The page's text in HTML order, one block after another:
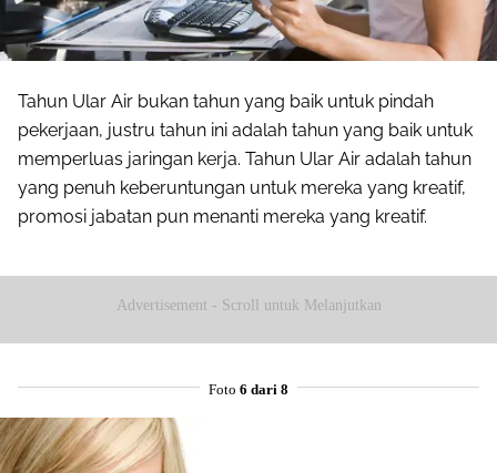
Tahun Ular Air bukan tahun yang baik untuk pindah
pekerjaan, justru tahun ini adalah tahun yang baik untuk
memperluas jaringan kerja. Tahun Ular Air adalah tahun
yang penuh keberuntungan untuk mereka yang kreatif,
promosi jabatan pun menanti mereka yang kreatif.
Advertisement - Scroll untuk Melanjutkan
Foto 6 dari 8
Share to others
Pinterest
Mail